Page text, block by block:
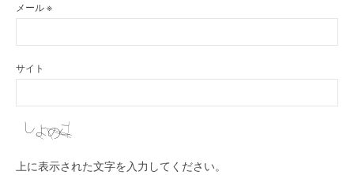
メール※
サイト
上に表示された文字を入力してください。